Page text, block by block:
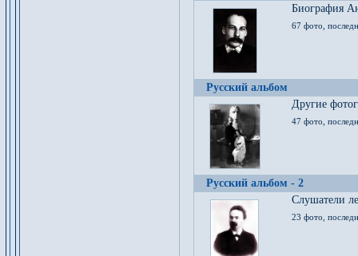
Биография
67 фото,
Русский альбом
Другие
47 фото,
Русский альбом - 2
Cлушатели
23 фото,